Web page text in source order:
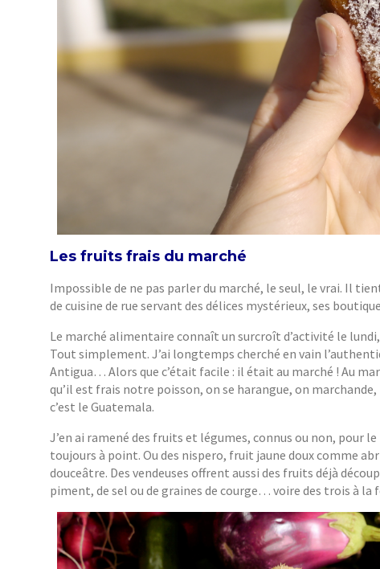
Les fruits frais du marché
Impossible de ne pas parler du marché, le seul, le vrai. Il
de cuisine de rue servant des délices mystérieux, ses
Le marché alimentaire connaît un surcroît d’activité le
Tout simplement. J’ai longtemps cherché en vain
Antigua… Alors que c’était facile : il était au marché ! Au
qu’il est frais notre poisson, on se harangue, on
c’est le Guatemala.
J’en ai ramené des fruits et légumes, connus ou non, pour
toujours à point. Ou des nispero, fruit jaune doux comme
douceâtre. Des vendeuses offrent aussi des fruits déjà
piment, de sel ou de graines de courge… voire des trois à